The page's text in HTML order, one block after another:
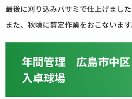
最後に刈り込みバサミで仕上げました
また、秋頃に剪定作業をおこないます
年間管理 広島市中
入卓球場